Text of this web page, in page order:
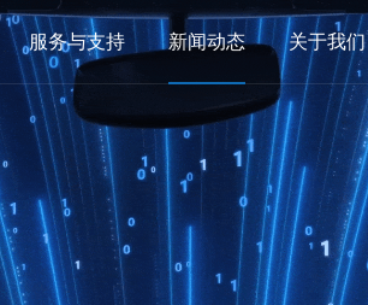
服务与支持 新闻动态 关于我们